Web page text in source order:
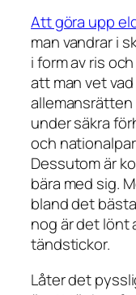
Att göra upp
man vandrar i
i form av ris
att man vet
under säkra
och
Dessutom är
bära med sig.
bland det
nog är det lönt
tändstickor.
Låter det